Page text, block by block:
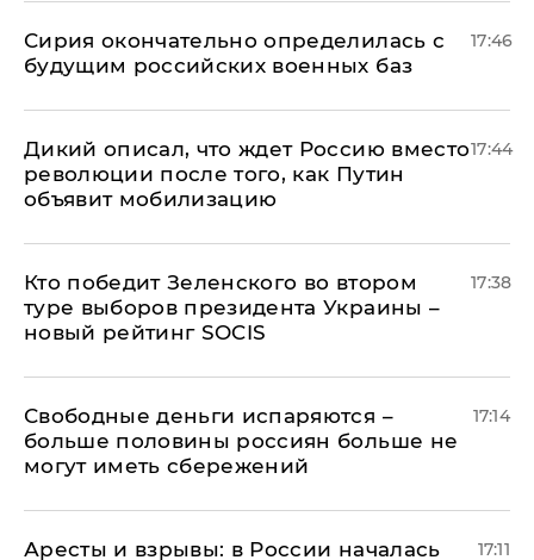
Сирия окончательно определилась с
будущим российских военных баз
17:46
Дикий описал, что ждет Россию вместо
революции после того, как Путин
объявит мобилизацию
17:44
Кто победит Зеленского во втором
туре выборов президента Украины –
новый рейтинг SOCIS
17:38
Свободные деньги испаряются –
больше половины россиян больше не
могут иметь сбережений
17:14
Аресты и взрывы: в России началась 17:11